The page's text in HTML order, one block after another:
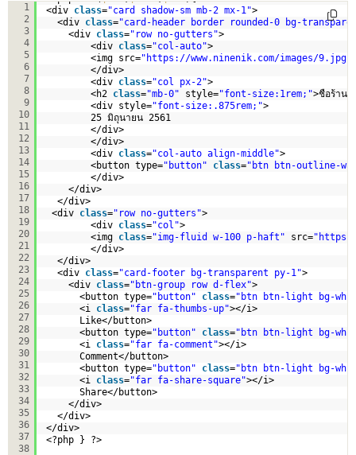
1
2
3
4
5
6
7
8
9
10
11
12
13
14
15
16
17
18
19
20
21
22
23
24
25
26
27
28
29
30
31
32
33
34
35
36
37
38
<div class="card shadow-sm mb-2 mx-1">
<div class="card-header border rounded-0 bg-
<div class="row no-gutters">
<div class="col-auto">
<img src=" https://www.ninenik.com/images/9.jpg
</div>
<div class="col px-2">
<h2 class="mb-0" style="font-size:1rem;">ชือร้าน
<div style="font-size:.875rem;">
25 มิถุนายน 2561
</div>
</div>
<div class="col-auto align-middle">
<button type="button" class="btn btn-outline-
</div>
</div>
</div>
<div class="row no-gutters">
<div class="col">
<img class="img-fluid w-100 p-haft" src="
</div>
</div>
<div class="card-footer bg-transparent py-1">
<div class="btn-group row d-flex">
<button type="button" class="btn btn-light bg-
<i class="far fa-thumbs-up"></i>
Like</button>
<button type="button" class="btn btn-light bg-
<i class="far fa-comment"></i>
Comment</button>
<button type="button" class="btn btn-light bg-
<i class="far fa-share-square"></i>
Share</button>
</div>
</div>
</div>
<?php } ?>